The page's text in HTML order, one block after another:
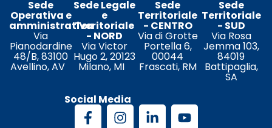
Sede
Operativa e
amministrativa
Via
Pianodardine
48/B, 83100
Avellino, AV
Sede Legale
e
Territoriale
- NORD
Via Victor
Hugo 2, 20123
Milano, MI
Sede
Territoriale
- CENTRO
Via di Grotte
Portella 6,
00044
Frascati, RM
Sede
Territoriale
- SUD
Via Rosa
Jemma 103,
84019
Battipaglia,
SA
Social Media